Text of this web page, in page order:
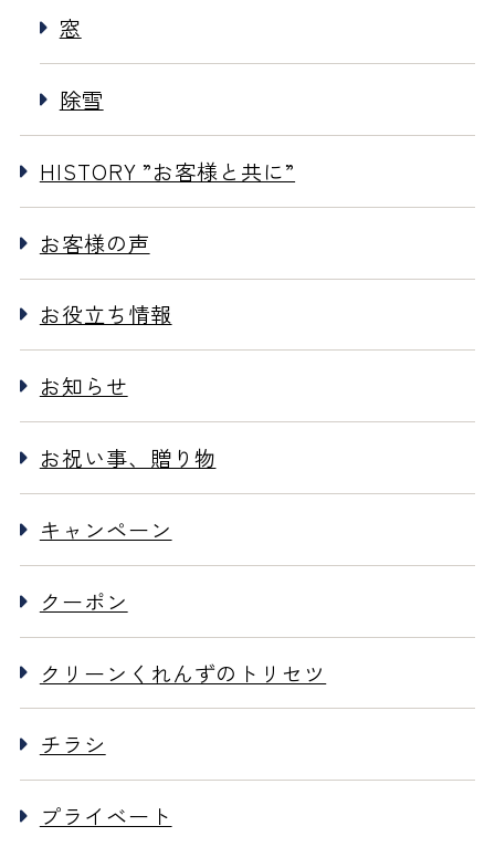
窓
除雪
HISTORY ”お客様と共に”
お客様の声
お役立ち情報
お知らせ
お祝い事、贈り物
キャンペーン
クーポン
クリーンくれんずのトリセツ
チラシ
プライベート